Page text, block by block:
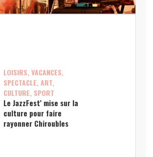
LOISIRS, VACANCES,
SPECTACLE, ART,
CULTURE, SPORT
Le JazzFest’ mise sur la
culture pour faire
rayonner Chiroubles